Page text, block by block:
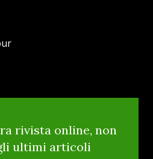
rivista online, non
ultimi articoli